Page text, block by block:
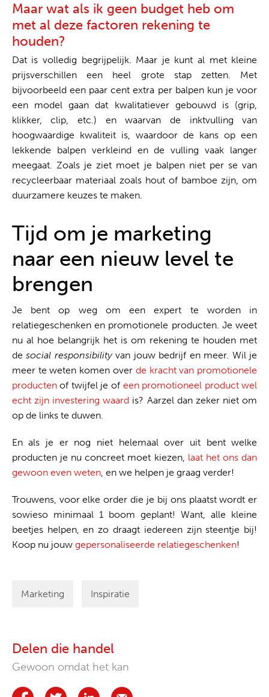
Maar wat als ik geen budget heb om
met al deze factoren rekening te
houden?
Dat is volledig begrijpelijk. Maar je kunt al met kleine
prijsverschillen een heel grote stap zetten. Met
bijvoorbeeld een paar cent extra per balpen kun je voor
een model gaan dat kwalitatiever gebouwd is (grip,
klikker, clip, etc.) en waarvan de inktvulling van
hoogwaardige kwaliteit is, waardoor de kans op een
lekkende balpen verkleind en de vulling vaak langer
meegaat. Zoals je ziet moet je balpen niet per se van
recycleerbaar materiaal zoals hout of bamboe zijn, om
duurzamere keuzes te maken.
Tijd om je marketing
naar een nieuw level te
brengen
Je bent op weg om een expert te worden in
relatiegeschenken en promotionele producten. Je weet
nu al hoe belangrijk het is om rekening te houden met
desocial responsibilityvan jouw bedrijf en meer. Wil je
meer te weten komen over de kracht van promotionele
productenof twijfel je of een promotioneel product wel
echt zijn investering waard is? Aarzel dan zeker niet om
op de links te duwen.
En als je er nog niet helemaal over uit bent welke
producten je nu concreet moet kiezen, laat het ons dan
gewoon even weten, en we helpen je graag verder!
Trouwens, voor elke order die je bij ons plaatst wordt er
sowieso minimaal 1 boom geplant! Want, alle kleine
beetjes helpen, en zo draagt iedereen zijn steentje bij!
Koop nu jouw gepersonaliseerde relatiegeschenken!
Marketing Inspiratie
Delen die handel
Gewoon omdat het kan